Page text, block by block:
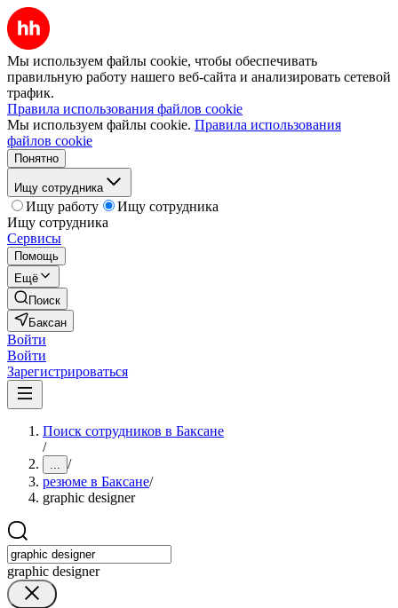
Мы используем файлы cookie, чтобы обеспечивать
правильную работу нашего веб-сайта и анализировать сетевой
трафик.
Правила использования файлов cookie
Мы используем файлы cookie. Правила использования
файлов cookie
Понятно
Ищу сотрудника
Ищу работу
Ищу сотрудника
Ищу сотрудника
Сервисы
Помощь
Ещё
Поиск
Баксан
Войти
Войти
Зарегистрироваться
Поиск сотрудников в Баксане
/
... /
резюме в Баксане/
graphic designer
graphic designer